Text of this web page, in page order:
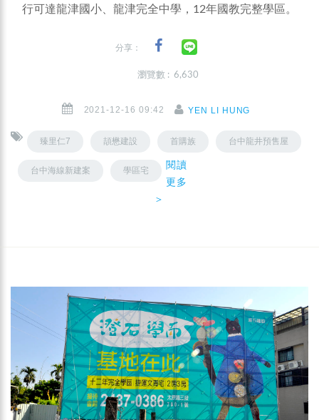
行可達龍津國小、龍津完全中學，12年國教完整學區。
分享：
瀏覽數 : 6,630
2021-12-16 09:42 YEN LI HUNG
臻里仁7 頡懋建設 首購族 台中龍井預售屋
台中海線新建案 學區宅
閱讀
更多
＞